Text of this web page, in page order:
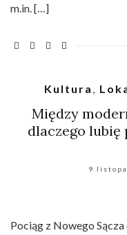
m.in. […]
Kultura
Między
dlaczego
9
Pociąg z Nowego